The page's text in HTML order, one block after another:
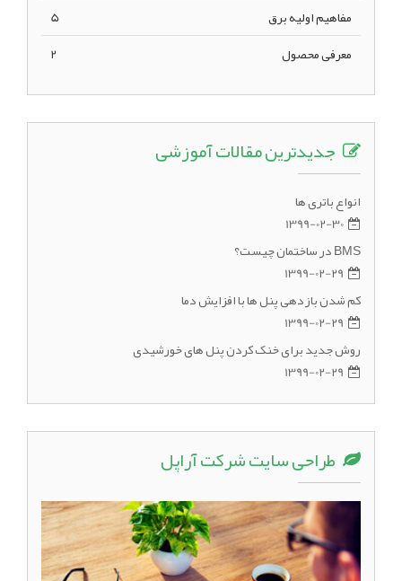
مفاهیم اولیه برق
5
معرفی محصول
2
جدیدترین مقالات آموزشی
انواع باتری ها
1399-02-30
BMS در ساختمان چیست؟
1399-02-29
کم شدن بازدهی پنل ها با افزایش دما
1399-02-29
روش جدید برای خنک کردن پنل های خورشیدی
1399-02-29
طراحی سایت شرکت آراپل